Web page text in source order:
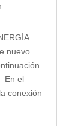
nuevo
En el
conexión